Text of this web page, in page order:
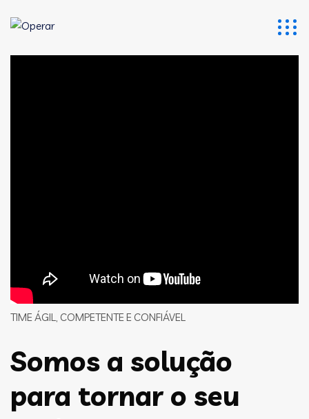
TIME ÁGIL, COMPETENTE E CONFIÁVEL
Somos a solução
para tornar o seu